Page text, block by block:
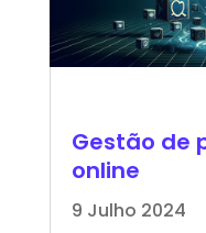
Gestão de
online
9 Julho 2024